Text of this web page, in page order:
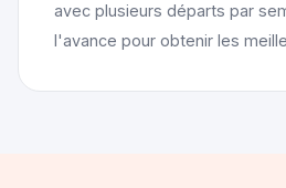
avec plusieurs départs par
l'avance pour obtenir les